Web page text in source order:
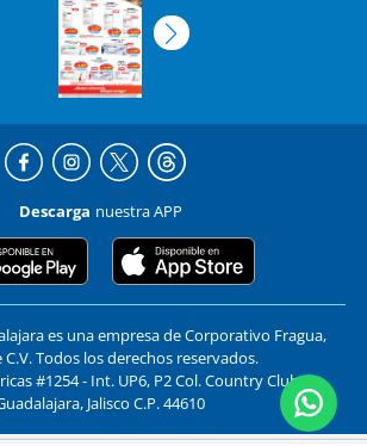
Descarga nuestra APP
es una empresa de Corporativo Fragua,
C.V. Todos los derechos reservados.
#1254 - Int. UP6, P2 Col. Country Club,
Jalisco C.P. 44610